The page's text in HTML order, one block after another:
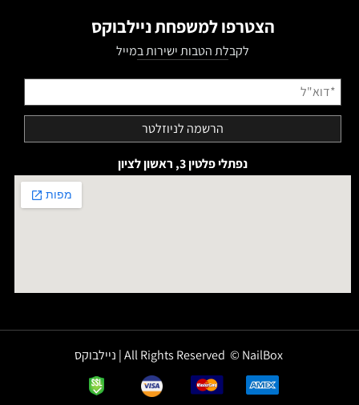
הצטרפו למשפחת ניילבוקס
לקבלת הטבות ישירות במייל
נפתלי פלטין 3, ראשון לציון
All Rights Reserved © NailBox | ניילבוקס